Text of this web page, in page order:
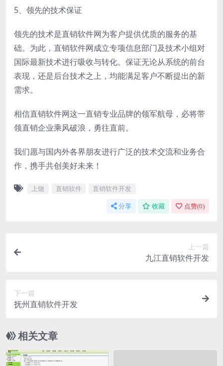
5、领先的技术保证
领先的技术是直销软件网为客户提供优质的服务的基
础。为此，直销软件网成立专项信息部门及技术小组对
国际最新技术进行吸收与转化。保证无论从系统的前台
表现，还是后台技术之上，均能满足客户不断提出的新
需求。
相信直销软件网这一直销专业品牌的领军航母，必将带
领直销企业乘风破浪，勇往直前。
我们愿与国内外各界朋友进行广泛的技术交流和业务合
作，携手共创美好未来！
上饶 直销软件 直销软件开发
分享 收藏 点赞(0)
上一篇
九江直销软件开发
下一篇
抚州直销软件开发
相关文章